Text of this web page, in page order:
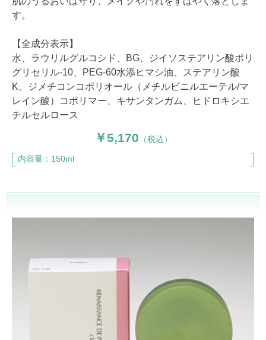
す。
【全成分表示】
水、ラウリルグルコシド、BG、ジイソステアリン酸ポリ
グリセリル-10、PEG-60水添ヒマシ油、ステアリン酸
K、ジメチコンコポリオール（メチルビニルエーテル/マ
レイン酸）コポリマー、キサンタンガム、ヒドロキシエ
チルセルロース
5,170 （税込）
内容量：150ml